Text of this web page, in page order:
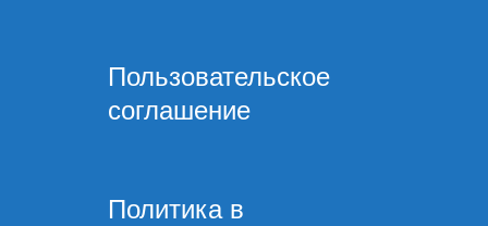
Пользовательское
соглашение
Политика в